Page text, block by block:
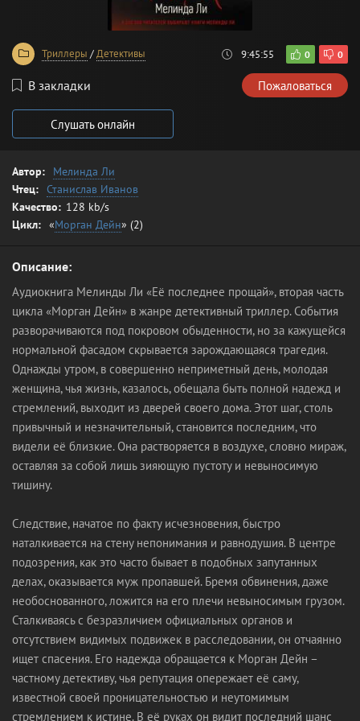
Триллеры /Детективы 9:45:55 0 0
В закладки Пожаловаться
Слушать онлайн
Автор:
Мелинда Ли
Чтец: Станислав Иванов
Качество: 128 kb/s
Цикл: «Морган Дейн» (2)
Описание:
Аудиокнига Мелинды Ли «Её последнее прощай», вторая часть
цикла «Морган Дейн» в жанре детективный триллер. События
разворачиваются под покровом обыденности, но за кажущейся
нормальной фасадом скрывается зарождающаяся трагедия.
Однажды утром, в совершенно неприметный день, молодая
женщина, чья жизнь, казалось, обещала быть полной надежд и
стремлений, выходит из дверей своего дома. Этот шаг, столь
привычный и незначительный, становится последним, что
видели её близкие. Она растворяется в воздухе, словно мираж,
оставляя за собой лишь зияющую пустоту и невыносимую
тишину.
Следствие, начатое по факту исчезновения, быстро
наталкивается на стену непонимания и равнодушия. В центре
подозрения, как это часто бывает в подобных запутанных
делах, оказывается муж пропавшей. Бремя обвинения, даже
необоснованного, ложится на его плечи невыносимым грузом.
Сталкиваясь с безразличием официальных органов и
отсутствием видимых подвижек в расследовании, он отчаянно
ищет спасения. Его надежда обращается к Морган Дейн –
частному детективу, чья репутация опережает её саму,
известной своей проницательностью и неутомимым
стремлением к истине. В её руках он видит последний шанс